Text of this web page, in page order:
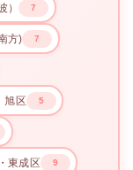
） 7
方) 7
旭区 5
東成区 9